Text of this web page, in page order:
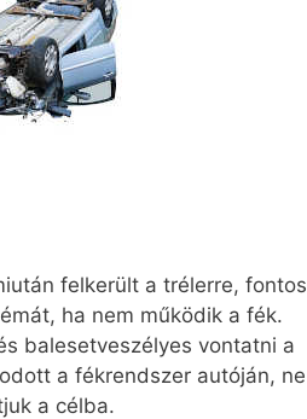
felkerült a trélerre, fontos
ha nem működik a fék.
balesetveszélyes vontatni a
a fékrendszer autóján, ne
a célba.